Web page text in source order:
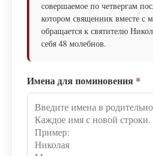
совершаемое по четвергам
котором священник вместе с
обращается к святителю
себя 48 молебнов.
Имена для поминовения *